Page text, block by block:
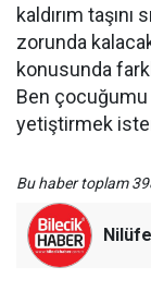
kaldırım taşını
zorunda
konusunda
Ben
yetiştirmek
Bu haber toplam